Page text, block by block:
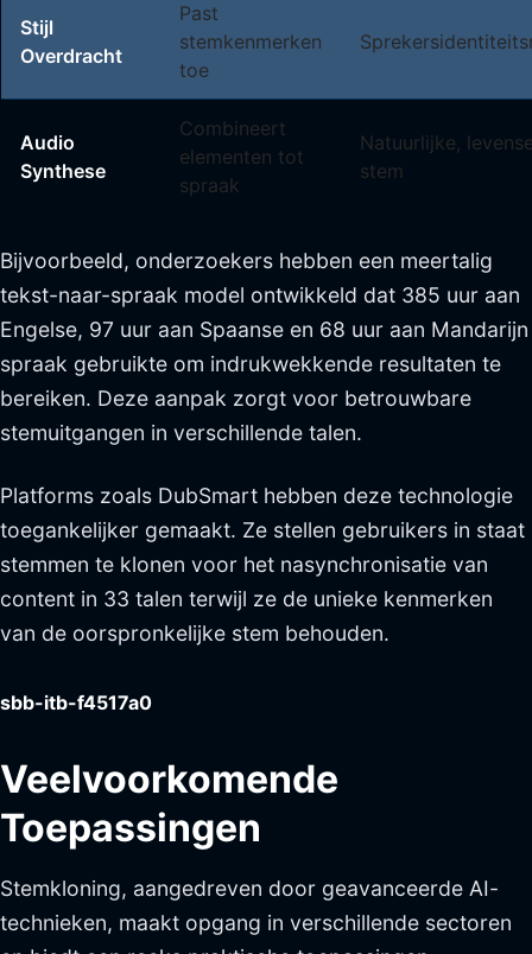
Stijl
Overdracht
Past
stemkenmerken
toe
Audio
Synthese
Combineert
elementen tot
spraak
Natuurlijke,
stem
Bijvoorbeeld, onderzoekers hebben een meertalig
tekst-naar-spraak model ontwikkeld dat 385 uur aan
Engelse, 97 uur aan Spaanse en 68 uur aan Mandarijn
spraak gebruikte om indrukwekkende resultaten te
bereiken. Deze aanpak zorgt voor betrouwbare
stemuitgangen in verschillende talen.
Platforms zoals DubSmart hebben deze technologie
toegankelijker gemaakt. Ze stellen gebruikers in staat
stemmen te klonen voor het nasynchronisatie van
content in 33 talen terwijl ze de unieke kenmerken
van de oorspronkelijke stem behouden.
sbb-itb-f4517a0
Veelvoorkomende
Toepassingen
Stemkloning, aangedreven door geavanceerde AI-
technieken, maakt opgang in verschillende sectoren